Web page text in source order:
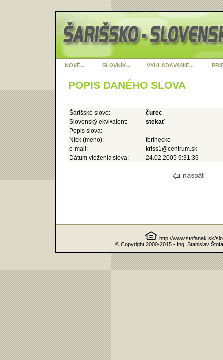
NOVÉ... SLOVNÍK... VYHĽADÁVANIE...
POPIS DANÉHO SLOVA
Šarišské slovo:
čurec
Slovenský ekvivalent:
stekať
Popis slova:
Nick (meno):
ferinecko
e-mail:
kriss1@centrum.sk
Dátum vloženia slova:
24.02.2005 9:31:39
http://www.stofanak.sk/
© Copyright 2000-2015 - Ing. Stanislav